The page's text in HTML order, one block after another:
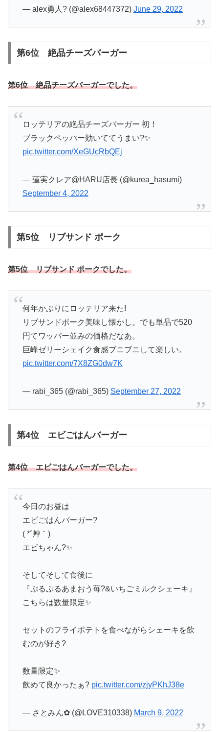
— alex勇人? (@alex68447372) June 29, 2022
第6位 絶品チーズバーガー
第6位 絶品チーズバーガーでした。
ロッテリアの絶品チーズバーガー 初！
ブラックペッパー効いててうまい?✨
pic.twitter.com/XeGUcRbQEj
— 蓮実クレア@HARU店長 (@kurea_hasumi)
September 4, 2022
第5位 リブサンド ポーク
第5位 リブサンド ポークでした。
何年かぶりにロッテリア来た!
リブサンドポーク美味し懐かし。でも単品で520
円てワッパー並みの価格だなあ。
巨峰ゼリーシェイク食感ブニブニして楽しい。
pic.twitter.com/7X8ZG0dw7K
— rabi_365 (@rabi_365) September 27, 2022
第4位 エビごはんバーガー
第4位 エビごはんバーガーでした。
今日のお昼は
エビごはんバーガー?
( *´艸｀)
エビちゃん?✨
そしてそして食後に
『ぷるぷるあまおう苺?&いちごミルクシェーキ』
こちらは数量限定✨
セットのフライポテトを食べながらシェーキを飲
むのが好き?
数量限定✨
飲めて良かったぁ? pic.twitter.com/zjyPKhJ38e
— さとみん✿︎ (@LOVE310338) March 9, 2022